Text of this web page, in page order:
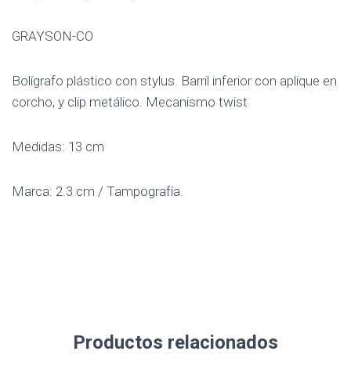
GRAYSON-CO
Bolígrafo plástico con stylus. Barril inferior con aplique en
corcho, y clip metálico. Mecanismo twist
Medidas: 13 cm
Marca: 2.3 cm / Tampografía.
Productos relacionados